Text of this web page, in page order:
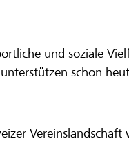
und soziale
schon